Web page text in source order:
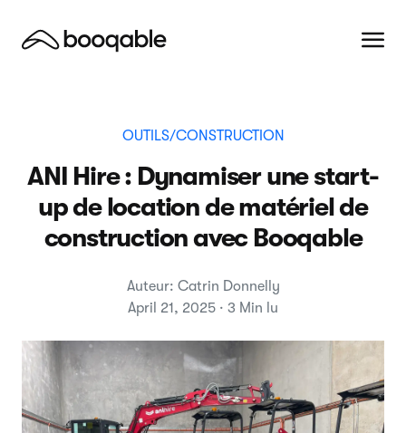
OUTILS/CONSTRUCTION
ANI Hire : Dynamiser une start-
up de location de matériel de
construction avec Booqable
Auteur: Catrin Donnelly
April 21, 2025 · 3 Min lu